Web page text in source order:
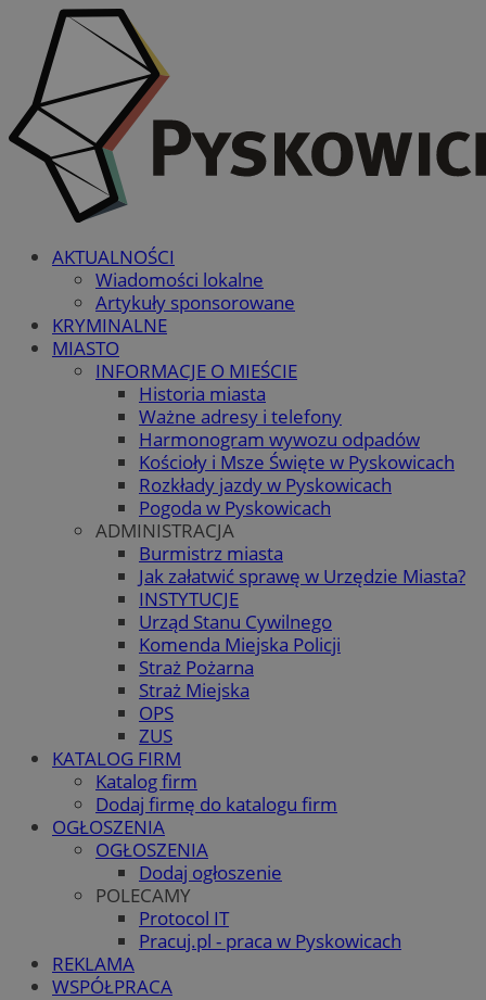
AKTUALNOŚCI
Wiadomości lokalne
Artykuły sponsorowane
KRYMINALNE
MIASTO
INFORMACJE O MIEŚCIE
Historia miasta
Ważne adresy i telefony
Harmonogram wywozu odpadów
Kościoły i Msze Święte w Pyskowicach
Rozkłady jazdy w Pyskowicach
Pogoda w Pyskowicach
ADMINISTRACJA
Burmistrz miasta
Jak załatwić sprawę w Urzędzie Miasta?
INSTYTUCJE
Urząd Stanu Cywilnego
Komenda Miejska Policji
Straż Pożarna
Straż Miejska
OPS
ZUS
KATALOG FIRM
Katalog firm
Dodaj firmę do katalogu firm
OGŁOSZENIA
OGŁOSZENIA
Dodaj ogłoszenie
POLECAMY
Protocol IT
Pracuj.pl - praca w Pyskowicach
REKLAMA
WSPÓŁPRACA